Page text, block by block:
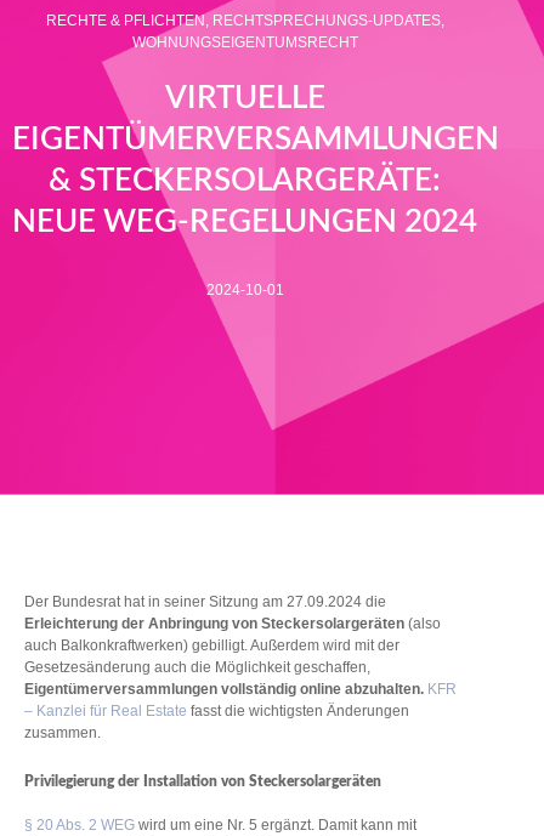
RECHTE & PFLICHTEN , RECHTSPRECHUNGS-UPDATES,
WOHNUNGSEIGENTUMSRECHT
VIRTUELLE
EIGENTÜMERVERSAMMLUNGEN
& STECKERSOLARGERÄTE:
NEUE WEG-REGELUNGEN 2024
2024-10-01
Der Bundesrat hat in seiner Sitzung am 27.09.2024 die
Erleichterung der Anbringung von Steckersolargeräten (also
auch Balkonkraftwerken) gebilligt. Außerdem wird mit der
Gesetzesänderung auch die Möglichkeit geschaffen,
Eigentümerversammlungen vollständig online abzuhalten. KFR
– Kanzlei für Real Estate fasst die wichtigsten Änderungen
zusammen.
Privilegierung der Installation von Steckersolargeräten
§ 20 Abs. 2 WEG wird um eine Nr. 5 ergänzt. Damit kann mit